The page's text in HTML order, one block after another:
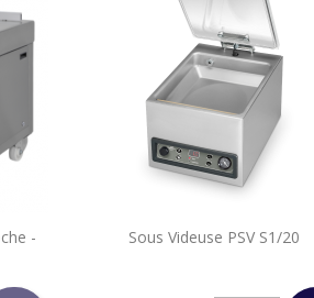
-
Sous Videuse PSV S1/20
Aperçu rapide